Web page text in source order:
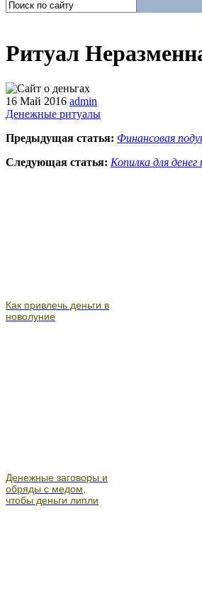
Ритуал
16 Май 2016 admin
Денежные ритуалы
Предыдущая статья: Финансовая
Следующая статья: Копилка для
Как привлечь деньги в
новолуние
Денежные заговоры и
обряды с медом,
чтобы деньги липли